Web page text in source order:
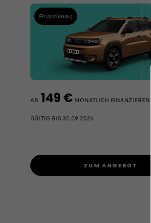
Finanzierung
AB 149 € MONATLICH FINANZIEREN2
GÜLTIG BIS 30.09.2026
ZUM ANGEBOT